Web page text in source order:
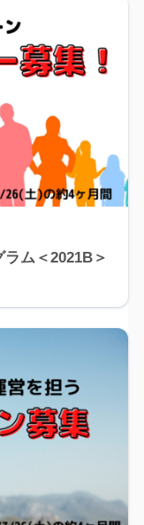
ラム＜2021B＞